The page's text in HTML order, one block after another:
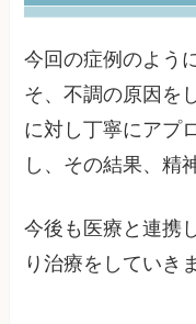
今回の症例のよう
そ、不調の原因を
に対し丁寧にアプ
し、その結果、精
今後も医療と連携
り治療をしていき